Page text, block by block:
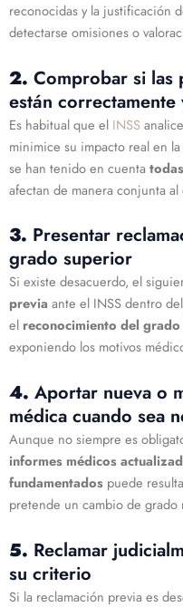
reconocidas y la justificación
detectarse omisiones o
2. Comprobar si las
están correctamente
Es habitual que el INSS
minimice su impacto real en
se han tenido en cuenta
afectan de manera conjunta
3. Presentar
grado superior
Si existe desacuerdo, el
previa ante el INSS dentro
el reconocimiento del
exponiendo los motivos
4. Aportar nueva o
médica cuando sea
Aunque no siempre es
informes médicos
fundamentados puede
pretende un cambio de grado
5. Reclamar
su criterio
Si la reclamación previa es